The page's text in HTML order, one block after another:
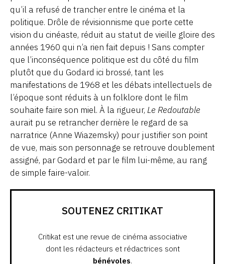
qu’il a refusé de trancher entre le cinéma et la
politique. Drôle de révisionnisme que porte cette
vision du cinéaste, réduit au statut de vieille gloire des
années 1960 qui n’a rien fait depuis ! Sans compter
que l’inconséquence politique est du côté du film
plutôt que du Godard ici brossé, tant les
manifestations de 1968 et les débats intellectuels de
l’époque sont réduits à un folklore dont le film
souhaite faire son miel. À la rigueur, Le Redoutable
aurait pu se retrancher derrière le regard de sa
narratrice (Anne Wiazemsky) pour justifier son point
de vue, mais son personnage se retrouve doublement
assigné, par Godard et par le film lui-même, au rang
de simple faire-valoir.
SOUTENEZ CRITIKAT
Critikat est une revue de cinéma associative
dont les rédacteurs et rédactrices sont
bénévoles.